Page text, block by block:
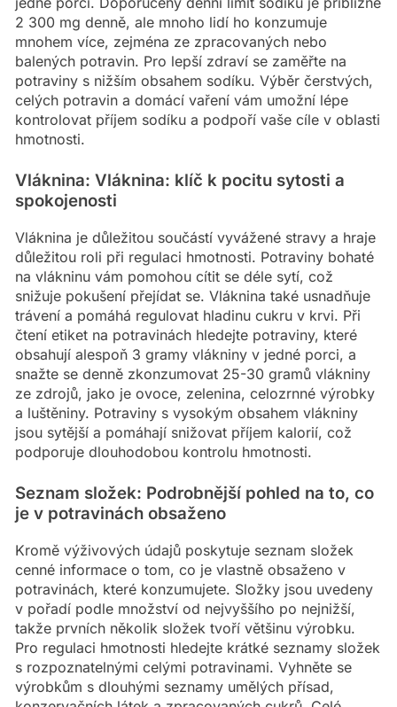
2 300 mg denně, ale mnoho lidí ho konzumuje
mnohem více, zejména ze zpracovaných nebo
balených potravin. Pro lepší zdraví se zaměřte na
potraviny s nižším obsahem sodíku. Výběr čerstvých,
celých potravin a domácí vaření vám umožní lépe
kontrolovat příjem sodíku a podpoří vaše cíle v oblasti
hmotnosti.
Vláknina: Vláknina: klíč k pocitu sytosti a
spokojenosti
Vláknina je důležitou součástí vyvážené stravy a hraje
důležitou roli při regulaci hmotnosti. Potraviny bohaté
na vlákninu vám pomohou cítit se déle sytí, což
snižuje pokušení přejídat se. Vláknina také usnadňuje
trávení a pomáhá regulovat hladinu cukru v krvi. Při
čtení etiket na potravinách hledejte potraviny, které
obsahují alespoň 3 gramy vlákniny v jedné porci, a
snažte se denně zkonzumovat 25-30 gramů vlákniny
ze zdrojů, jako je ovoce, zelenina, celozrnné výrobky
a luštěniny. Potraviny s vysokým obsahem vlákniny
jsou sytější a pomáhají snižovat příjem kalorií, což
podporuje dlouhodobou kontrolu hmotnosti.
Seznam složek: Podrobnější pohled na to, co
je v potravinách obsaženo
Kromě výživových údajů poskytuje seznam složek
cenné informace o tom, co je vlastně obsaženo v
potravinách, které konzumujete. Složky jsou uvedeny
v pořadí podle množství od nejvyššího po nejnižší,
takže prvních několik složek tvoří většinu výrobku.
Pro regulaci hmotnosti hledejte krátké seznamy složek
s rozpoznatelnými celými potravinami. Vyhněte se
výrobkům s dlouhými seznamy umělých přísad,